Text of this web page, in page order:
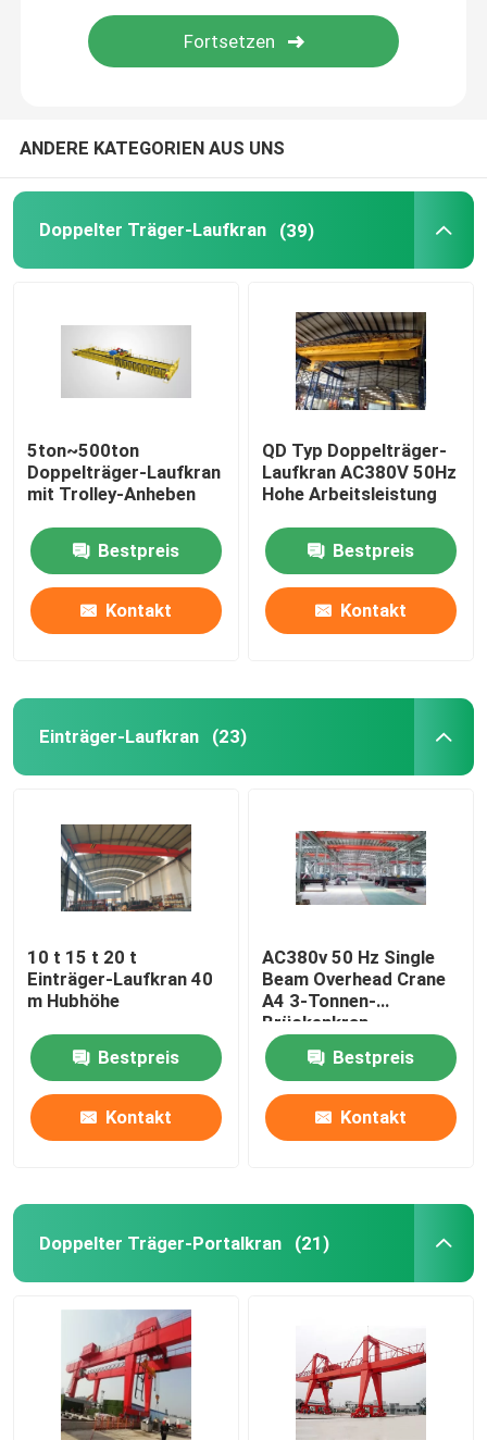
Elektromagnetischer Heber
Neuer chinesische Art-Kran
ANDERE KATEGORIEN AUS UNS
Doppelter Träger-Laufkran (39)
5ton~500ton
Doppelträger-Laufkran
mit Trolley-Anheben
Bestpreis
Kontakt
QD Typ Doppelträger-
Laufkran AC380V 50Hz
Hohe Arbeitsleistung
Bestpreis
Kontakt
Einträger-Laufkran (23)
10 t 15 t 20 t
Einträger-Laufkran 40
m Hubhöhe
Bestpreis
Kontakt
AC380v 50 Hz Single
Beam Overhead Crane
A4 3-Tonnen-
Brückenkran
Bestpreis
Kontakt
Doppelter Träger-Portalkran (21)